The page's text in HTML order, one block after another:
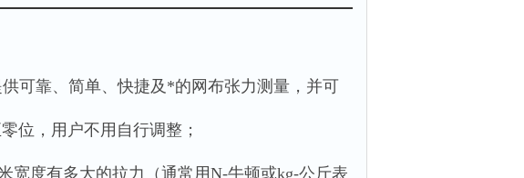
可靠、简单、快捷及*的网布张力测量，并可
位，用户不用自行调整；
宽度有多大的拉力（通常用N-牛顿或kg-公斤表